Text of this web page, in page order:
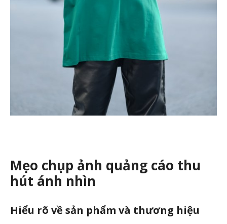
Mẹo chụp ảnh quảng cáo thu
hút ánh nhìn
Hiểu rõ về sản phẩm và thương hiệu